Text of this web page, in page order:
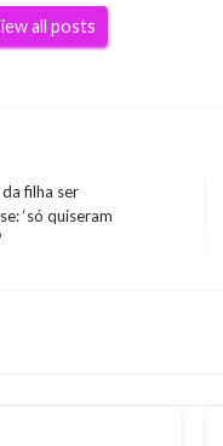
all posts
filha ser
‘só quiseram